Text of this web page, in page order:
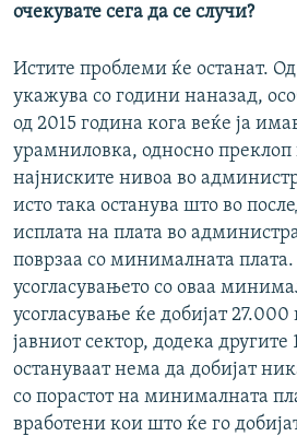
очекувате сега да се случи?
Истите проблеми ќе останат.
укажува со години наназад,
од 2015 година кога веќе ја
урамниловка, односно преклоп
најниските нивоа во
исто така останува што во
исплата на плата во
поврзаа со минималната плата.
усогласувањето со оваа
усогласување ќе добијат
јавниот сектор, додека
остануваат нема да добијат
со порастот на минималната
вработени кои што ќе го